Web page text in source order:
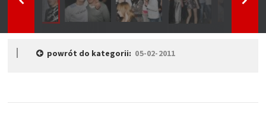
powrót do kategorii: 05-02-2011